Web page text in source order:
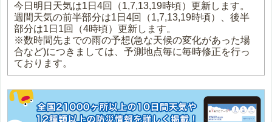
今日明日天気は1日4回（1,7,13,19時頃）更新します。
週間天気の前半部分は1日4回（1,7,13,19時頃）、後半
部分は1日1回（4時頃）更新します。
※数時間先までの雨の予想(急な天候の変化があった場
合など)につきましては、予測地点毎に毎時修正を行っ
ております。